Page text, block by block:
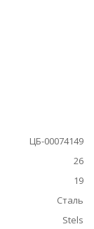
ЦБ-00074149
26
19
Сталь
Stels